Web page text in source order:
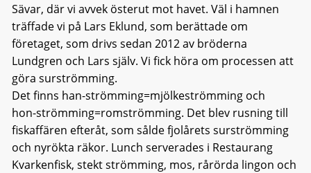
Sävar, där vi avvek österut mot havet. Väl i hamnen
träffade vi på Lars Eklund, som berättade om
företaget, som drivs sedan 2012 av bröderna
Lundgren och Lars själv. Vi fick höra om processen att
göra surströmming.
Det finns han-strömming=mjölkeströmming och
hon-strömming=romströmming. Det blev rusning till
fiskaffären efteråt, som sålde fjolårets surströmming
och nyrökta räkor. Lunch serverades i Restaurang
Kvarkenfisk, stekt strömming, mos, rårörda lingon och